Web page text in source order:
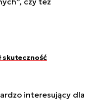
skuteczność
interesujący dla